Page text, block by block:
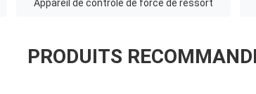
Appareil de contrôle de force de ressort
PRODUITS